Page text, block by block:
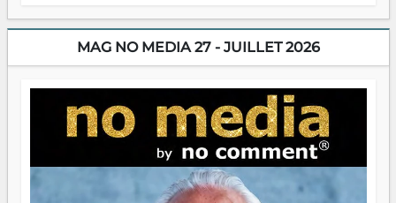
dorment vraiment la nuit. En culture, les nouvelles sont
encore meilleures. Aina Rasamoelina vient de décrocher le
Prix RFI Instrumental Afrique. Miangaly Elia rafle le Prix
jeunes qui tiennent la torche. Alors oui, on pourrait
s'arrêter là, applaudir et rentrer chez soi satisfait. Mais ce
serait passer à côté d'une chose essentielle. La fougue, ça
brûle fort — et parfois, ça brûle vite. Une flamme sans
direction peut éclairer autant qu'elle peut consumer. C'est
là que les aînés entrent en scène — pas pour reprendre le
gouvernail, mais pour montrer où sont les récifs. Les jeunes
ont la force, les vieux ont l'expérience, comme on dit. Ce
MAG NO MEDIA 27 - JUILLET 2026